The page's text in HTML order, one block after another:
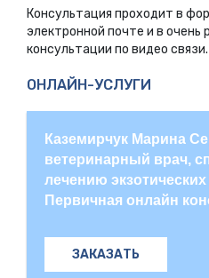
Консультация проходит в
электронной почте и в
консультации по видео связи.
ОНЛАЙН-УСЛУГИ
Каземирчук Марина
ветеринарный врач,
лечению
Первичная онлайн
ЗАКАЗАТЬ